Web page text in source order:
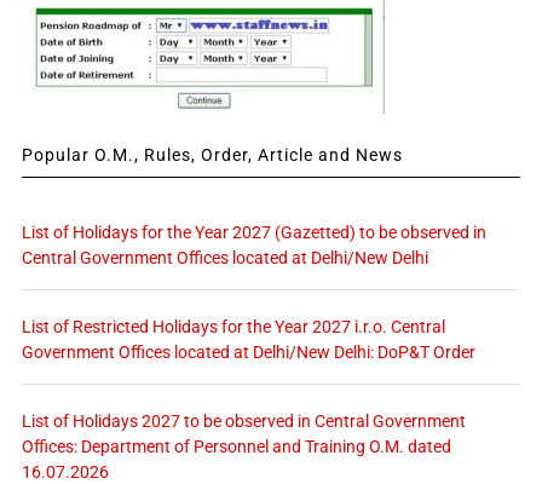
Popular O.M., Rules, Order, Article and News
List of Holidays for the Year 2027 (Gazetted) to be observed in
Central Government Offices located at Delhi/New Delhi
List of Restricted Holidays for the Year 2027 i.r.o. Central
Government Offices located at Delhi/New Delhi: DoP&T Order
List of Holidays 2027 to be observed in Central Government
Offices: Department of Personnel and Training O.M. dated
16.07.2026